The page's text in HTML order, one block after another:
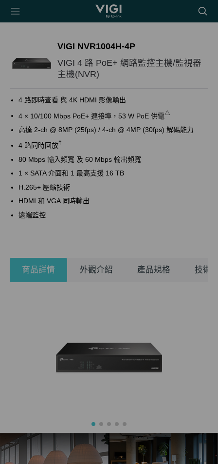
TP-Link, Reliably
搜
尋
VIGI NVR1004H-4P
VIGI 4 路 PoE+ 網路監控主機/監視器
主機(NVR)
4 路即時查看 與 4K HDMI 影像輸出
4 × 10/100 Mbps PoE+ 連接埠，53 W PoE 供電△
高達 2-ch @ 8MP (25fps) / 4-ch @ 4MP (30fps) 解碼能力
4 路同時回放†
80 Mbps 輸入頻寬 及 60 Mbps 輸出頻寬
1 × SATA 介面和 1 最高支援 16 TB
H.265+ 壓縮技術
HDMI 和 VGA 同時輸出
遠端監控
商品詳情 外觀介紹 產品規格 技術